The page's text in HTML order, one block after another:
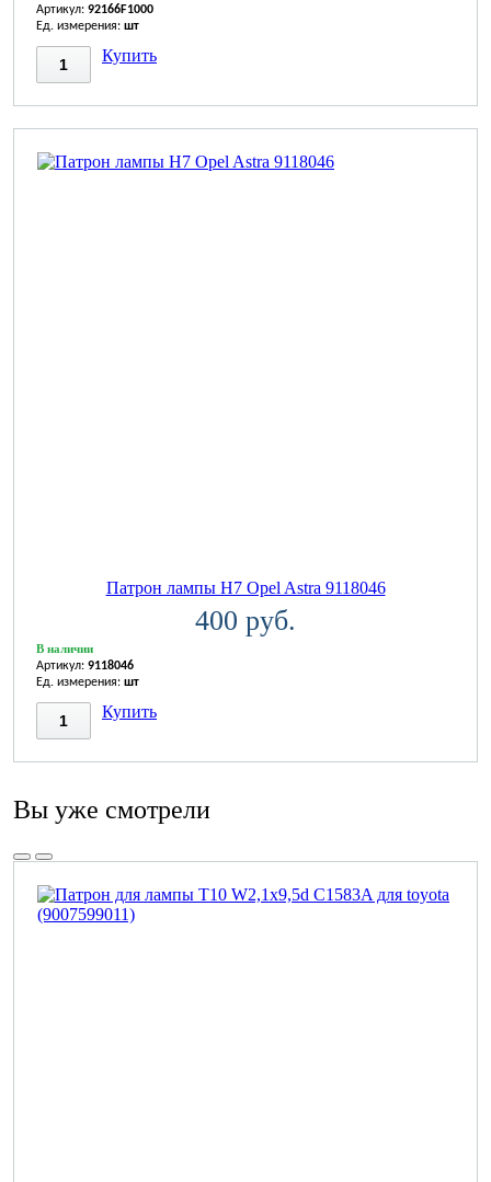
Артикул: 92166F1000
Ед. измерения: шт
Купить
Патрон лампы H7 Opel Astra 9118046
400 руб.
В наличии
Артикул: 9118046
Ед. измерения: шт
Купить
Вы уже смотрели